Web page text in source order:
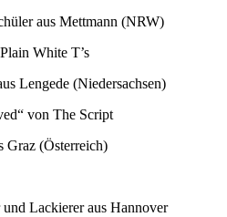
aus Mettmann (NRW)
White T’s
Lengede (Niedersachsen)
von The Script
Graz (Österreich)
Lackierer aus Hannover